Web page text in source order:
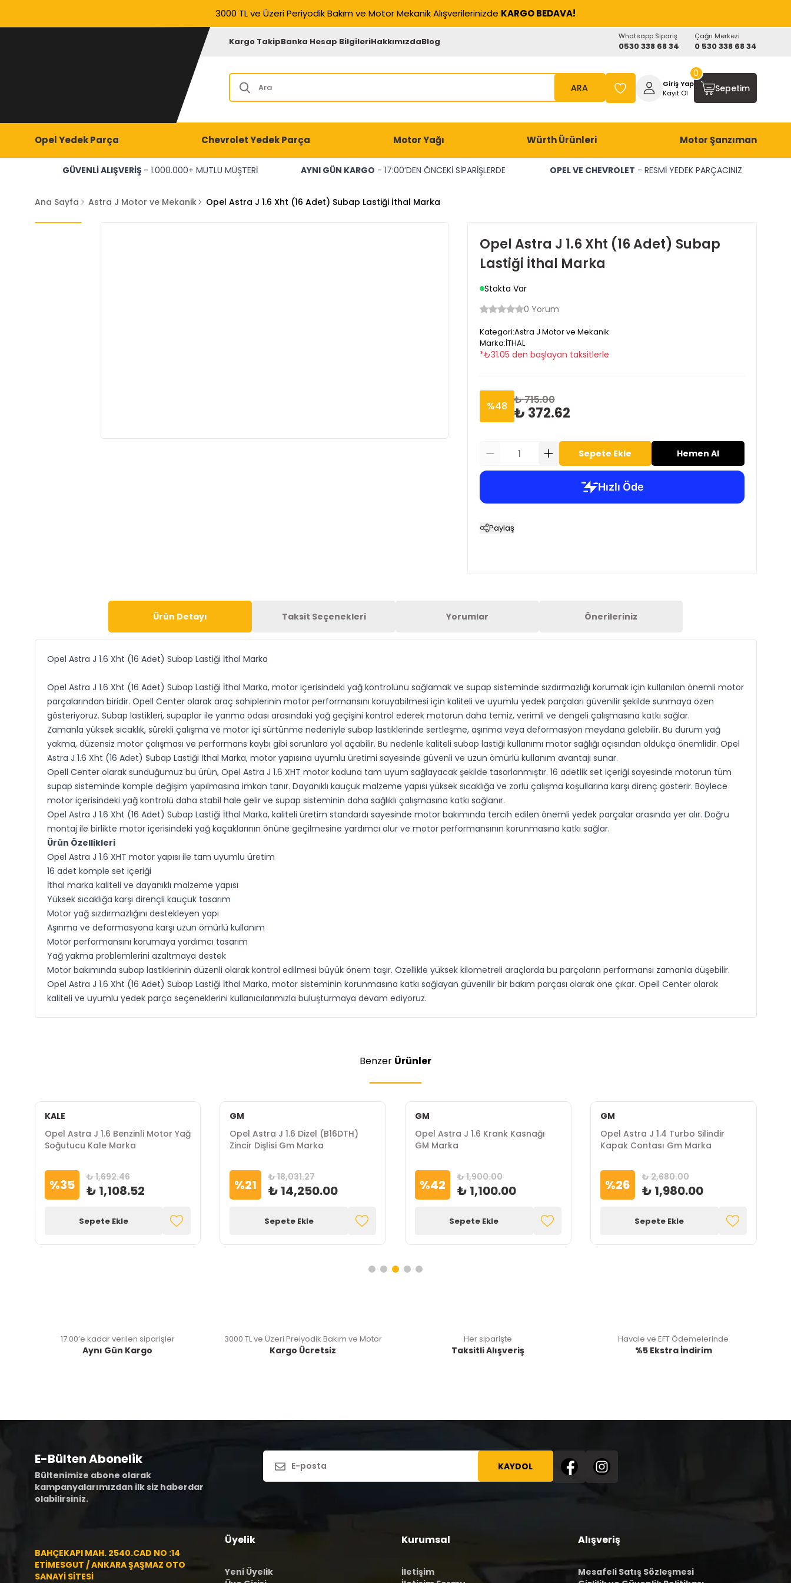
3000 TL ve Üzeri Periyodik Bakım ve Motor Mekanik Alışverilerinizde KARGO BEDAVA!
Kargo TakipBanka Hesap BilgileriHakkımızdaBlog Whatsapp Sipariş
0530 338 68 34
Çağrı Merkezi
0 530 338 68 34
ARA
Giriş Yap
Kayıt Ol
Sepetim
0
Opel Yedek Parça Chevrolet Yedek Parça Motor Yağı Würth Ürünleri Motor Şanzıman
GÜVENLİ ALIŞVERİŞ - 1.000.000+ MUTLU MÜŞTERİ AYNI GÜN KARGO - 17:00’DEN ÖNCEKİ SİPARİŞLERDE OPEL VE CHEVROLET - RESMİ YEDEK PARÇACINIZ
Ana Sayfa Astra J Motor ve Mekanik Opel Astra J 1.6 Xht (16 Adet) Subap Lastiği İthal Marka
Opel Astra J 1.6 Xht (16 Adet) Subap
Lastiği İthal Marka
Stokta Var
0 Yorum
Kategori:Astra J Motor ve Mekanik
Marka:İTHAL
*₺31.05 den başlayan taksitlerle
%48 ₺ 715.00
₺ 372.62
Sepete Ekle Hemen Al
Paylaş
Ürün Detayı Taksit Seçenekleri Yorumlar Önerileriniz
Opel Astra J 1.6 Xht (16 Adet) Subap Lastiği İthal Marka
Opel Astra J 1.6 Xht (16 Adet) Subap Lastiği İthal Marka, motor içerisindeki yağ kontrolünü sağlamak ve supap sisteminde sızdırmazlığı korumak için kullanılan önemli motor
parçalarından biridir. Opell Center olarak araç sahiplerinin motor performansını koruyabilmesi için kaliteli ve uyumlu yedek parçaları güvenilir şekilde sunmaya özen
gösteriyoruz. Subap lastikleri, supaplar ile yanma odası arasındaki yağ geçişini kontrol ederek motorun daha temiz, verimli ve dengeli çalışmasına katkı sağlar.
Zamanla yüksek sıcaklık, sürekli çalışma ve motor içi sürtünme nedeniyle subap lastiklerinde sertleşme, aşınma veya deformasyon meydana gelebilir. Bu durum yağ
yakma, düzensiz motor çalışması ve performans kaybı gibi sorunlara yol açabilir. Bu nedenle kaliteli subap lastiği kullanımı motor sağlığı açısından oldukça önemlidir. Opel
Astra J 1.6 Xht (16 Adet) Subap Lastiği İthal Marka, motor yapısına uyumlu üretimi sayesinde güvenli ve uzun ömürlü kullanım avantajı sunar.
Opell Center olarak sunduğumuz bu ürün, Opel Astra J 1.6 XHT motor koduna tam uyum sağlayacak şekilde tasarlanmıştır. 16 adetlik set içeriği sayesinde motorun tüm
supap sisteminde komple değişim yapılmasına imkan tanır. Dayanıklı kauçuk malzeme yapısı yüksek sıcaklığa ve zorlu çalışma koşullarına karşı direnç gösterir. Böylece
motor içerisindeki yağ kontrolü daha stabil hale gelir ve supap sisteminin daha sağlıklı çalışmasına katkı sağlanır.
Opel Astra J 1.6 Xht (16 Adet) Subap Lastiği İthal Marka, kaliteli üretim standardı sayesinde motor bakımında tercih edilen önemli yedek parçalar arasında yer alır. Doğru
montaj ile birlikte motor içerisindeki yağ kaçaklarının önüne geçilmesine yardımcı olur ve motor performansının korunmasına katkı sağlar.
Ürün Özellikleri
Opel Astra J 1.6 XHT motor yapısı ile tam uyumlu üretim
16 adet komple set içeriği
İthal marka kaliteli ve dayanıklı malzeme yapısı
Yüksek sıcaklığa karşı dirençli kauçuk tasarım
Motor yağ sızdırmazlığını destekleyen yapı
Aşınma ve deformasyona karşı uzun ömürlü kullanım
Motor performansını korumaya yardımcı tasarım
Yağ yakma problemlerini azaltmaya destek
Motor bakımında subap lastiklerinin düzenli olarak kontrol edilmesi büyük önem taşır. Özellikle yüksek kilometreli araçlarda bu parçaların performansı zamanla düşebilir.
Opel Astra J 1.6 Xht (16 Adet) Subap Lastiği İthal Marka, motor sisteminin korunmasına katkı sağlayan güvenilir bir bakım parçası olarak öne çıkar. Opell Center olarak
kaliteli ve uyumlu yedek parça seçeneklerini kullanıcılarımızla buluşturmaya devam ediyoruz.
Benzer Ürünler
KALE
Opel Astra J 1.6 Benzinli Motor Yağ
Soğutucu Kale Marka
%35 ₺ 1,692.46
₺ 1,108.52
Sepete Ekle
GM
Opel Astra J 1.6 Dizel (B16DTH)
Zincir Dişlisi Gm Marka
%21 ₺ 18,031.27
₺ 14,250.00
Sepete Ekle
GM
Opel Astra J 1.6 Krank Kasnağı
GM Marka
%42 ₺ 1,900.00
₺ 1,100.00
Sepete Ekle
GM
Opel Astra J 1.4 Turbo Silindir
Kapak Contası Gm Marka
%26 ₺ 2,680.00
₺ 1,980.00
Sepete Ekle
17:00’e kadar verilen siparişler
Aynı Gün Kargo
3000 TL ve Üzeri Preiyodik Bakım ve Motor
Kargo Ücretsiz
Her siparişte
Taksitli Alışveriş
Havale ve EFT Ödemelerinde
%5 Ekstra İndirim
E-Bülten Abonelik
Bültenimize abone olarak
kampanyalarımızdan ilk siz haberdar
olabilirsiniz.
KAYDOL
BAHÇEKAPI MAH. 2540.CAD NO :14
ETİMESGUT / ANKARA ŞAŞMAZ OTO
SANAYİ SİTESİ
Üyelik
Yeni Üyelik
Kurumsal
İletişim
Alışveriş
Mesafeli Satış Sözleşmesi